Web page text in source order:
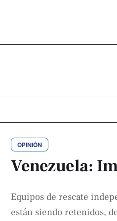
OPINIÓN
Venezuela:
Equipos de rescate
están siendo retenidos,